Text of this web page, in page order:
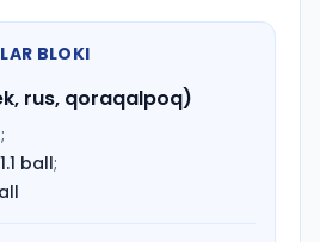
BLOKI
rus, qoraqalpoq)
;
1.1 ball;